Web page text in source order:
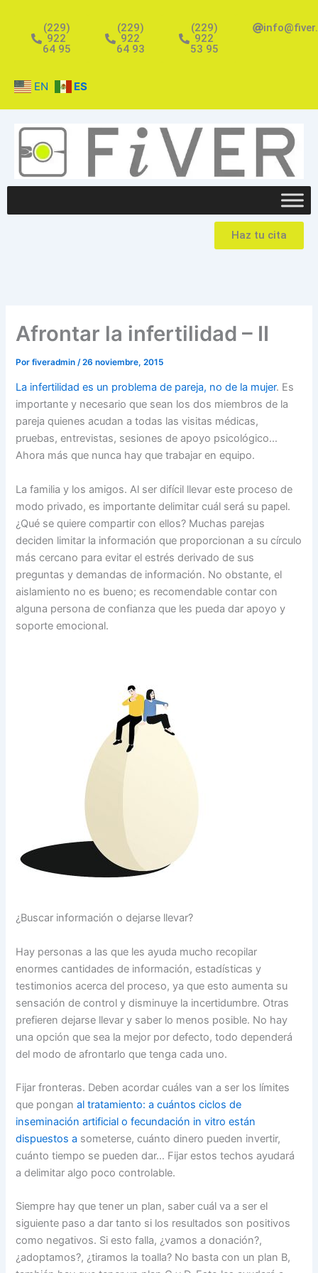
contenido
(229)
922
64 95
(229)
922
64 93
(229)
922
53 95
EN ES
Haz tu cita
Afrontar la infertilidad – II
Porfiveradmin /26 noviembre, 2015
La infertilidad es un problema de pareja, no de la mujer. Es
importante y necesario que sean los dos miembros de la
pareja quienes acudan a todas las visitas médicas,
pruebas, entrevistas, sesiones de apoyo psicológico…
Ahora más que nunca hay que trabajar en equipo.
La familia y los amigos. Al ser difícil llevar este proceso de
modo privado, es importante delimitar cuál será su papel.
¿Qué se quiere compartir con ellos? Muchas parejas
deciden limitar la información que proporcionan a su círculo
más cercano para evitar el estrés derivado de sus
preguntas y demandas de información. No obstante, el
aislamiento no es bueno; es recomendable contar con
alguna persona de confianza que les pueda dar apoyo y
soporte emocional.
¿Buscar información o dejarse llevar?
Hay personas a las que les ayuda mucho recopilar
enormes cantidades de información, estadísticas y
testimonios acerca del proceso, ya que esto aumenta su
sensación de control y disminuye la incertidumbre. Otras
prefieren dejarse llevar y saber lo menos posible. No hay
una opción que sea la mejor por defecto, todo dependerá
del modo de afrontarlo que tenga cada uno.
Fijar fronteras. Deben acordar cuáles van a ser los límites
que ponganal tratamiento: a cuántos ciclos de
inseminación artificial o fecundación in vitro están
dispuestos a someterse, cuánto dinero pueden invertir,
cuánto tiempo se pueden dar… Fijar estos techos ayudará
a delimitar algo poco controlable.
Siempre hay que tener un plan, saber cuál va a ser el
siguiente paso a dar tanto si los resultados son positivos
como negativos. Si esto falla, ¿vamos a donación?,
¿adoptamos?, ¿tiramos la toalla? No basta con un plan B,